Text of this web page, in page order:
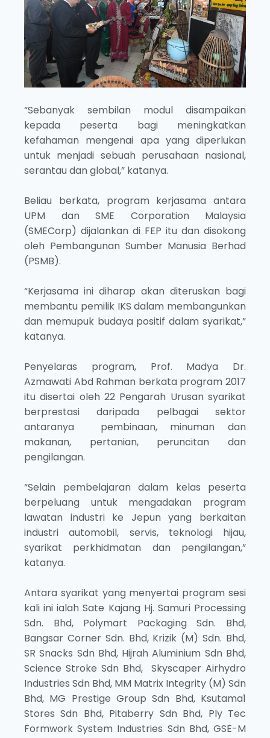
“Sebanyak sembilan modul disampaikan
kepada peserta bagi meningkatkan
kefahaman mengenai apa yang diperlukan
untuk menjadi sebuah perusahaan nasional,
serantau dan global,” katanya.
Beliau berkata, program kerjasama antara
UPM dan SME Corporation Malaysia
(SMECorp) dijalankan di FEP itu dan disokong
oleh Pembangunan Sumber Manusia Berhad
(PSMB).
“Kerjasama ini diharap akan diteruskan bagi
membantu pemilik IKS dalam membangunkan
dan memupuk budaya positif dalam syarikat,”
katanya.
Penyelaras program, Prof. Madya Dr.
Azmawati Abd Rahman berkata program 2017
itu disertai oleh 22 Pengarah Urusan syarikat
berprestasi daripada pelbagai sektor
antaranya pembinaan, minuman dan
makanan, pertanian, peruncitan dan
pengilangan.
“Selain pembelajaran dalam kelas peserta
berpeluang untuk mengadakan program
lawatan industri ke Jepun yang berkaitan
industri automobil, servis, teknologi hijau,
syarikat perkhidmatan dan pengilangan,”
katanya.
Antara syarikat yang menyertai program sesi
kali ini ialah Sate Kajang Hj. Samuri Processing
Sdn. Bhd, Polymart Packaging Sdn. Bhd,
Bangsar Corner Sdn. Bhd, Krizik (M) Sdn. Bhd,
SR Snacks Sdn Bhd, Hijrah Aluminium Sdn Bhd,
Science Stroke Sdn Bhd, Skyscaper Airhydro
Industries Sdn Bhd, MM Matrix Integrity (M) Sdn
Bhd, MG Prestige Group Sdn Bhd, Ksutama1
Stores Sdn Bhd, Pitaberry Sdn Bhd, Ply Tec
Formwork System Industries Sdn Bhd, GSE-M